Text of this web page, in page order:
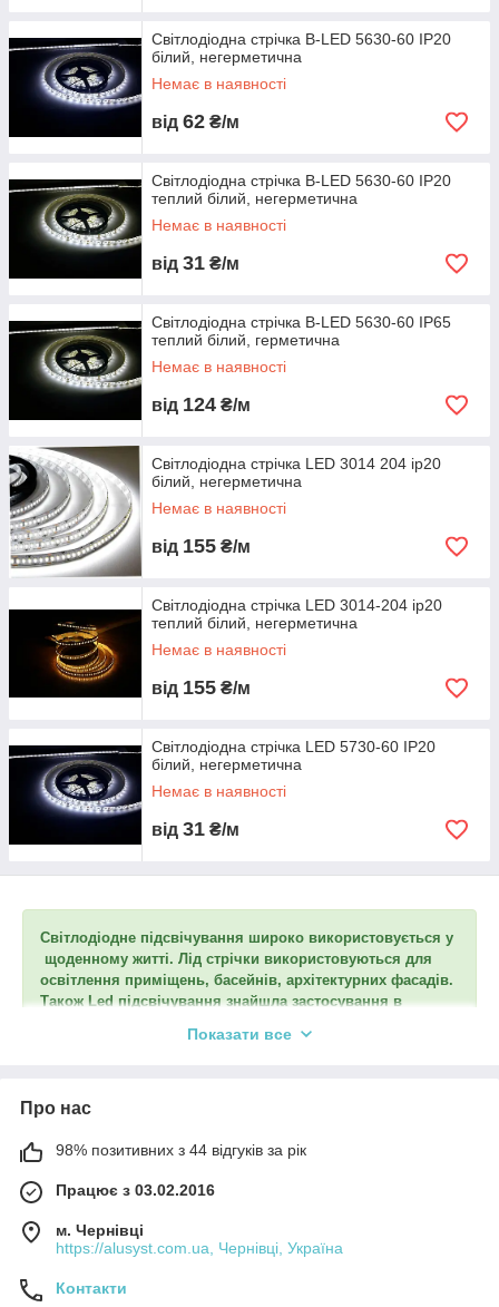
Світлодіодна стрічка B-LED 5630-60 IP20
білий, негерметична
Немає в наявності
від 62 ₴/м
Світлодіодна стрічка B-LED 5630-60 IP20
теплий білий, негерметична
Немає в наявності
від 31 ₴/м
Світлодіодна стрічка B-LED 5630-60 IP65
теплий білий, герметична
Немає в наявності
від 124 ₴/м
Світлодіодна стрічка LED 3014 204 ip20
білий, негерметична
Немає в наявності
від 155 ₴/м
Світлодіодна стрічка LED 3014-204 ip20
теплий білий, негерметична
Немає в наявності
від 155 ₴/м
Світлодіодна стрічка LED 5730-60 IP20
білий, негерметична
Немає в наявності
від 31 ₴/м
Світлодіодне підсвічування широко використовується у
щоденному житті. Лід стрічки використовуються для
освітлення приміщень, басейнів, архітектурних фасадів.
Також Led підсвічування знайшла застосування в
монтажу а також довговічність дають світлодіодному
використовувати світлодіодне освітлення наприклад на
Стрічки та блоки живлення можна придбати як оптом так
Показати все
Про нас
98% позитивних з 44 відгуків за рік
Працює з 03.02.2016
м. Чернівці
https://alusyst.com.ua, Чернівці, Україна
Контакти